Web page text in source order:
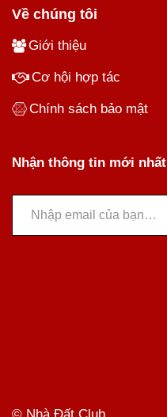
Về chúng tôi
Giới thiệu
Cơ hội hợp tác
Chính sách bảo mật
Nhận thông tin mới nhất